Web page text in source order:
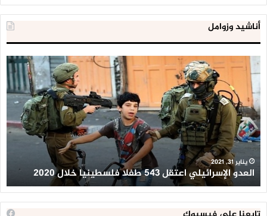
أناشيد وزوامل
العدو
الإسرائيلي
اعتقل
543
طفلا
فلسطينيا
خلال
2020
يناير 31, 2021
العدو الإسرائيلي اعتقل 543 طفلا فلسطينيا خلال 2020